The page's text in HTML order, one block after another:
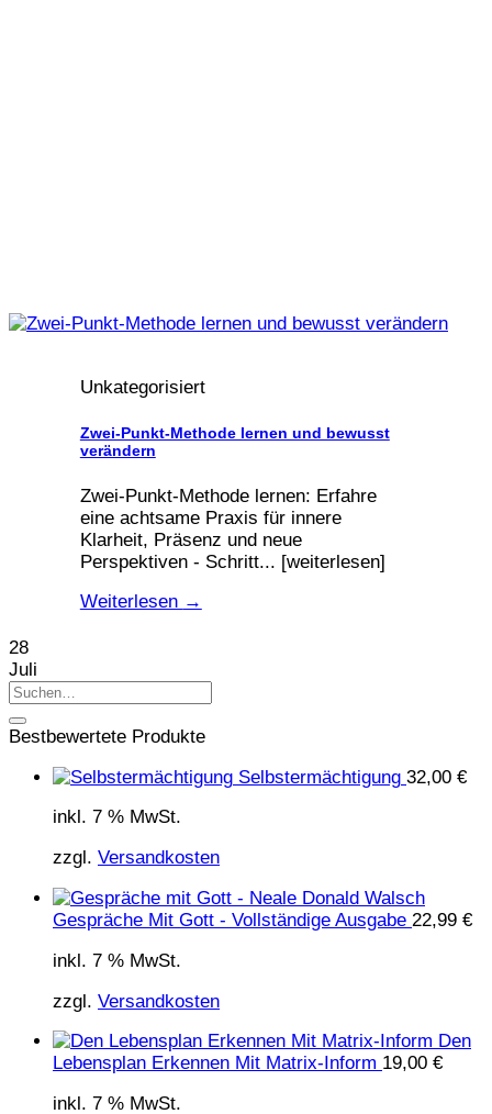
Unkategorisiert
Zwei-Punkt-Methode lernen und bewusst
verändern
Zwei-Punkt-Methode lernen: Erfahre
eine achtsame Praxis für innere
Klarheit, Präsenz und neue
Perspektiven - Schritt... [weiterlesen]
Weiterlesen →
28
Juli
Bestbewertete Produkte
Selbstermächtigung 32,00 €
inkl. 7 % MwSt.
zzgl. Versandkosten
Gespräche Mit Gott - Vollständige Ausgabe 22,99 €
inkl. 7 % MwSt.
zzgl. Versandkosten
Den
Lebensplan Erkennen Mit Matrix-Inform 19,00 €
inkl. 7 % MwSt.